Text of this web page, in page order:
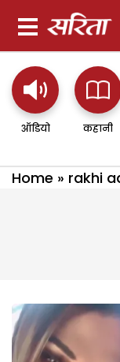
ऑडियो कहानी
Home » rakhi